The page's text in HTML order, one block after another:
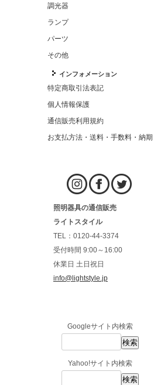
調光器
ランプ
パーツ
その他
インフォメーション
特定商取引法表記
個人情報保護
通信販売利用規約
お支払方法・送料・手数料・納期
照明器具の通信販売
ライトスタイル
TEL：0120-44-3374
受付時間 9:00～16:00
休業日 土日祝日
info@lightstyle.jp
Googleサイト内検索
Yahoo!サイト内検索